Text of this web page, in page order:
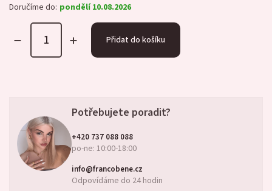
Doručíme do: pondělí 10.08.2026
Přidat do košíku
Potřebujete poradit?
+420 737 088 088
po-ne: 10:00-18:00
info@francobene.cz
Odpovídáme do 24 hodin